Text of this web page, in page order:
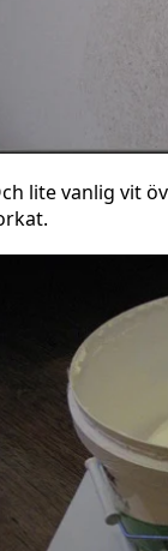
lite vanlig vit